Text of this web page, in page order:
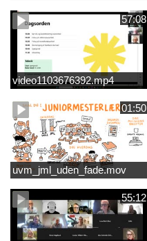
57:08
video1103676392.mp4
01:50
uvm_jml_uden_fade.mov
55:12